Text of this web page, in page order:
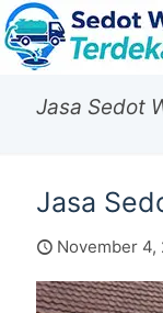
Jasa Sedot
Jasa
November 4,